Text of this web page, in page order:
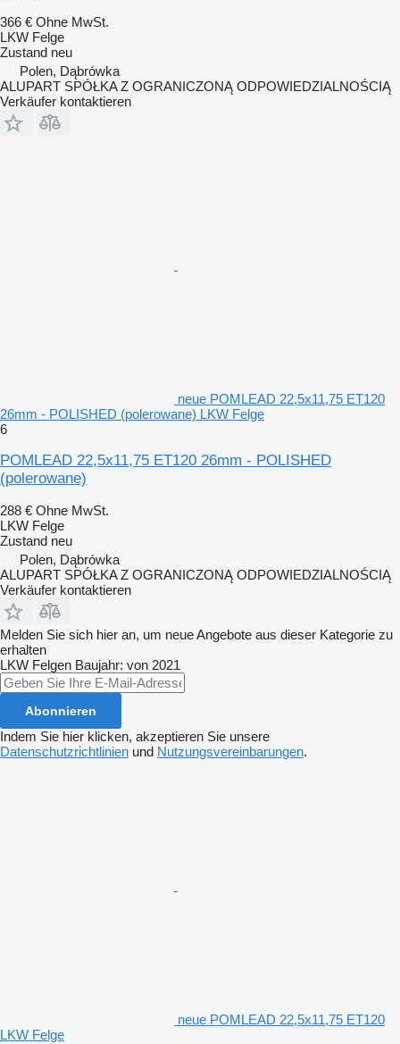
366 € Ohne MwSt.
LKW Felge
Zustand neu
Polen, Dąbrówka
ALUPART SPÓŁKA Z OGRANICZONĄ ODPOWIEDZIALNOŚCIĄ
Verkäufer kontaktieren
neue POMLEAD 22,5x11,75 ET120
26mm - POLISHED (polerowane) LKW Felge
6
POMLEAD 22,5x11,75 ET120 26mm - POLISHED
(polerowane)
288 € Ohne MwSt.
LKW Felge
Zustand neu
Polen, Dąbrówka
ALUPART SPÓŁKA Z OGRANICZONĄ ODPOWIEDZIALNOŚCIĄ
Verkäufer kontaktieren
Melden Sie sich hier an, um neue Angebote aus dieser Kategorie zu
erhalten
LKW Felgen Baujahr: von 2021
Abonnieren
Indem Sie hier klicken, akzeptieren Sie unsere
Datenschutzrichtlinien und Nutzungsvereinbarungen.
neue POMLEAD 22,5x11,75 ET120
LKW Felge